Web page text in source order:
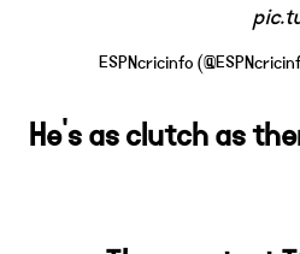
He's as clutch as